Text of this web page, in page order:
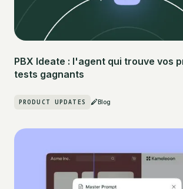
PBX Ideate : l'agent qui trouve vos
tests gagnants
PRODUCT UPDATES Blog